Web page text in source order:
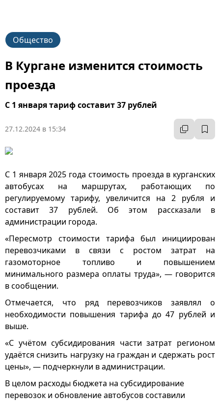
Общество
В Кургане изменится стоимость
проезда
С 1 января тариф составит 37 рублей
27.12.2024 в 15:34
С 1 января 2025 года стоимость проезда в курганских
автобусах на маршрутах, работающих по
регулируемому тарифу, увеличится на 2 рубля и
составит 37 рублей. Об этом рассказали в
администрации города.
«Пересмотр стоимости тарифа был инициирован
перевозчиками в связи с ростом затрат на
газомоторное топливо и повышением
минимального размера оплаты труда», — говорится
в сообщении.
Отмечается, что ряд перевозчиков заявлял о
необходимости повышения тарифа до 47 рублей и
выше.
«С учётом субсидирования части затрат регионом
удаётся снизить нагрузку на граждан и сдержать рост
цены», — подчеркнули в администрации.
В целом расходы бюджета на субсидирование
перевозок и обновление автобусов составили